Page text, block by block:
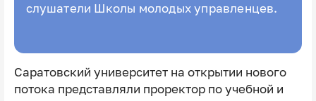
слушатели Школы молодых управленцев.
Саратовский университет на открытии нового
потока представляли проректор по учебной и